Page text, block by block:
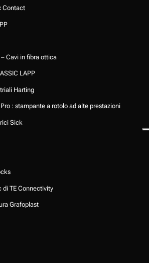
Contact
– Cavi in fibra ottica
LAPP
Harting
: stampante a rotolo ad alte prestazioni
Sick
di TE Connectivity
Grafoplast